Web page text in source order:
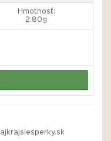
Hmotnosť:
2.80g